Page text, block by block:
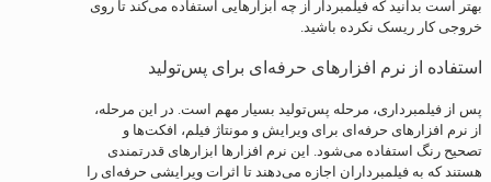
بهتر است بدانید که فیلمبردار از چه ابزارهایی استفاده می‌کند تا روی
خروجی کار ریسک نکرده باشید.
استفاده از نرم افزارهای حرفه‌ای برای پس‌تولید
پس از فیلمبرداری، مرحله پس‌تولید بسیار مهم است. در این مرحله،
از نرم افزارهای حرفه‌ای برای ویرایش و مونتاژ فیلم، افکت‌ها و
تصحیح رنگ استفاده می‌شود. این نرم افزارها ابزارهای قدرتمندی
هستند که به فیلمبرداران اجازه می‌دهند تا اثرات ویرایشی حرفه‌ای را